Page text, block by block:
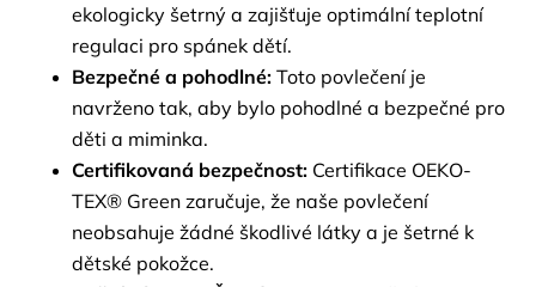
ekologicky šetrný a zajišťuje optimální teplotní
regulaci pro spánek dětí.
Bezpečné a pohodlné: Toto povlečení je
navrženo tak, aby bylo pohodlné a bezpečné pro
děti a miminka.
Certifikovaná bezpečnost: Certifikace OEKO-
TEX® Green zaručuje, že naše povlečení
neobsahuje žádné škodlivé látky a je šetrné k
dětské pokožce.